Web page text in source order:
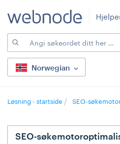
Norwegian
Løsning - startside SEO-
SEO-